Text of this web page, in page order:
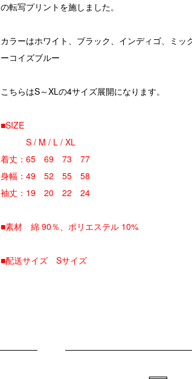
の転写プリントを施しました。
カラーはホワイト、ブラック、インディゴ、ミッ
ーコイズブルー
こちらはS～XLの4サイズ展開になります。
■SIZE
S / M / L / XL
着丈：65 69 73 77
身幅：49 52 55 58
袖丈：19 20 22 24
■素材 綿 90％、ポリエステル 10%
■配送サイズ Sサイズ